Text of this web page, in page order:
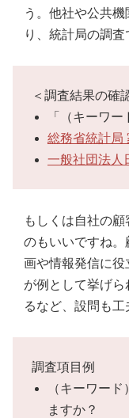
う。他社や公共
り、統計局の調査
＜調査結果の確
「（キーワ
総務省統計局
一般社団法人
もしくは自社の
のもいいですね
画や情報発信に
が例として挙げ
るなど、設問も工
調査項目例
（キーワー
ますか？